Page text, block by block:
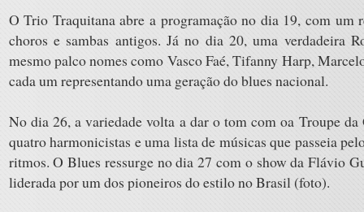
O Trio Traquitana abre a programação no dia 19, com um
choros e sambas antigos. Já no dia 20, uma verdadeira
mesmo palco nomes como Vasco Faé, Tifanny Harp,
cada um representando uma geração do blues nacional.
No dia 26, a variedade volta a dar o tom com oa Troupe da
quatro harmonicistas e uma lista de músicas que passeia
ritmos. O Blues ressurge no dia 27 com o show da Flávio
liderada por um dos pioneiros do estilo no Brasil (foto).